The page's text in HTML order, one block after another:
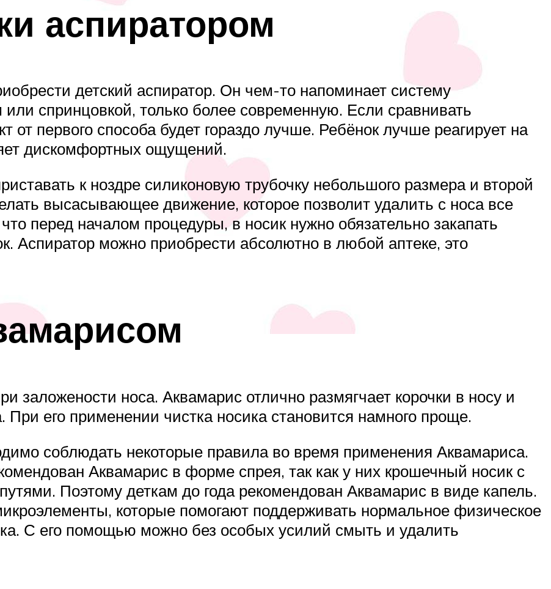
аспиратором
детский аспиратор. Он чем-то напоминает систему
спринцовкой, только более современную. Если сравнивать
от первого способа будет гораздо лучше. Ребёнок лучше реагирует на
дискомфортных ощущений.
к ноздре силиконовую трубочку небольшого размера и второй
высасывающее движение, которое позволит удалить с носа все
перед началом процедуры, в носик нужно обязательно закапать
Аспиратор можно приобрести абсолютно в любой аптеке, это
носа. Аквамарис отлично размягчает корочки в носу и
При его применении чистка носика становится намного проще.
соблюдать некоторые правила во время применения Аквамариса.
Аквамарис в форме спрея, так как у них крошечный носик с
Поэтому деткам до года рекомендован Аквамарис в виде капель.
которые помогают поддерживать нормальное физическое
С его помощью можно без особых усилий смыть и удалить